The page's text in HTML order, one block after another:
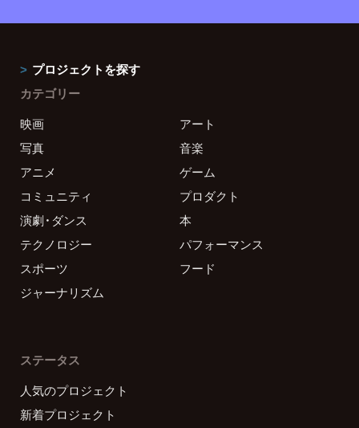
プロジェクトを探す
カテゴリー
映画
アート
写真
音楽
アニメ
ゲーム
コミュニティ
プロダクト
演劇・ダンス
本
テクノロジー
パフォーマンス
スポーツ
フード
ジャーナリズム
ステータス
人気のプロジェクト
新着プロジェクト